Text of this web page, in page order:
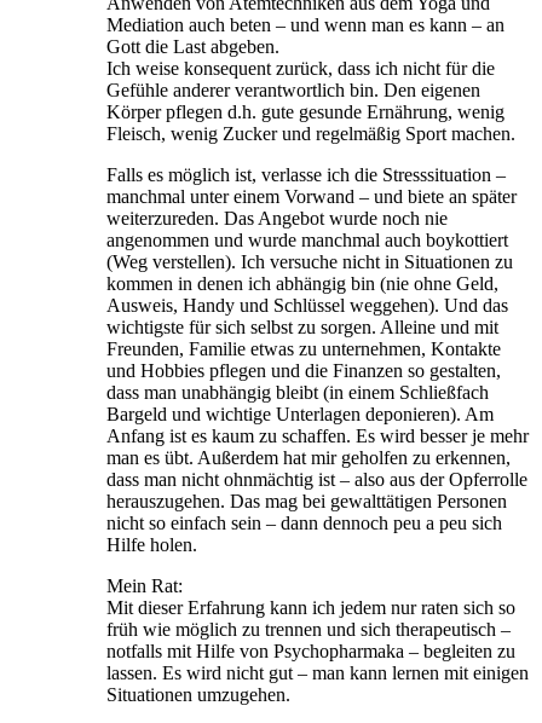
Mediation auch beten – und wenn man es kann – an
Gott die Last abgeben.
Ich weise konsequent zurück, dass ich nicht für die
Gefühle anderer verantwortlich bin. Den eigenen
Körper pflegen d.h. gute gesunde Ernährung, wenig
Fleisch, wenig Zucker und regelmäßig Sport machen.
Falls es möglich ist, verlasse ich die Stresssituation –
manchmal unter einem Vorwand – und biete an später
weiterzureden. Das Angebot wurde noch nie
angenommen und wurde manchmal auch boykottiert
(Weg verstellen). Ich versuche nicht in Situationen zu
kommen in denen ich abhängig bin (nie ohne Geld,
Ausweis, Handy und Schlüssel weggehen). Und das
wichtigste für sich selbst zu sorgen. Alleine und mit
Freunden, Familie etwas zu unternehmen, Kontakte
und Hobbies pflegen und die Finanzen so gestalten,
dass man unabhängig bleibt (in einem Schließfach
Bargeld und wichtige Unterlagen deponieren). Am
Anfang ist es kaum zu schaffen. Es wird besser je mehr
man es übt. Außerdem hat mir geholfen zu erkennen,
dass man nicht ohnmächtig ist – also aus der Opferrolle
herauszugehen. Das mag bei gewalttätigen Personen
nicht so einfach sein – dann dennoch peu a peu sich
Hilfe holen.
Mein Rat:
Mit dieser Erfahrung kann ich jedem nur raten sich so
früh wie möglich zu trennen und sich therapeutisch –
notfalls mit Hilfe von Psychopharmaka – begleiten zu
lassen. Es wird nicht gut – man kann lernen mit einigen
Situationen umzugehen.